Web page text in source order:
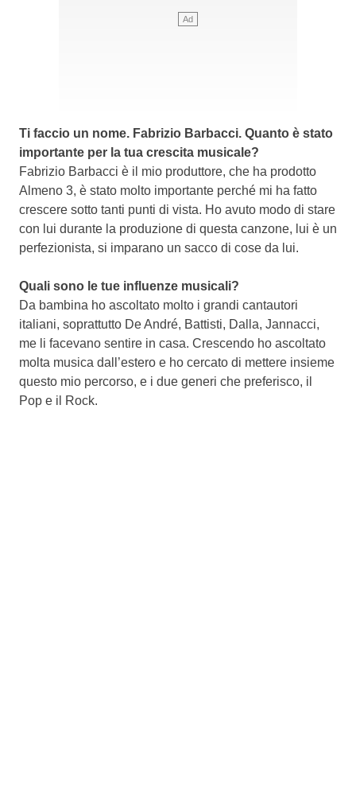
Ti faccio un nome. Fabrizio Barbacci. Quanto è stato
importante per la tua crescita musicale?
Fabrizio Barbacci è il mio produttore, che ha prodotto
Almeno 3, è stato molto importante perché mi ha fatto
crescere sotto tanti punti di vista. Ho avuto modo di stare
con lui durante la produzione di questa canzone, lui è un
perfezionista, si imparano un sacco di cose da lui.
Quali sono le tue influenze musicali?
Da bambina ho ascoltato molto i grandi cantautori
italiani, soprattutto De André, Battisti, Dalla, Jannacci,
me li facevano sentire in casa. Crescendo ho ascoltato
molta musica dall’estero e ho cercato di mettere insieme
questo mio percorso, e i due generi che preferisco, il
Pop e il Rock.